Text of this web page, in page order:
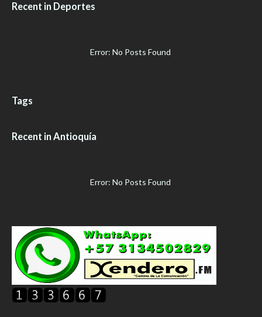
Recent in Deportes
Error: No Posts Found
Tags
Recent in Antioquía
Error: No Posts Found